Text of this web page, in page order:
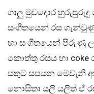
ගාලු මුවදොර හුරුපුරුදු
සංගීතයෙන් රස ගැන්වුණු
හා සංගීතයෙන් පිරුණු
කොත්තු රසය හා coke
සතුට සපයන මෙවැනි
නොසිතා යලි යලිත් ඒ